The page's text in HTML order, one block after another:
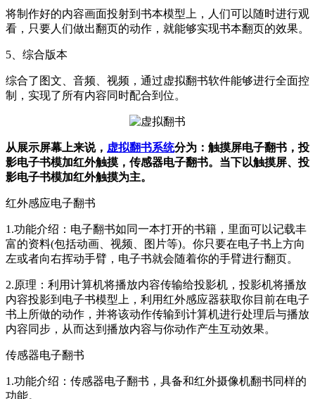
将制作好的内容画面投射到书本模型上，人们可以随时进行观
看，只要人们做出翻页的动作，就能够实现书本翻页的效果。
5、综合版本
综合了图文、音频、视频，通过虚拟翻书软件能够进行全面控
制，实现了所有内容同时配合到位。
从展示屏幕上来说， 虚拟翻书系统分为：触摸屏电子翻书，投
影电子书模加红外触摸，传感器电子翻书。当下以触摸屏、投
影电子书模加红外触摸为主。
红外感应电子翻书
1.功能介绍：电子翻书如同一本打开的书籍，里面可以记载丰
富的资料(包括动画、视频、图片等)。你只要在电子书上方向
左或者向右挥动手臂，电子书就会随着你的手臂进行翻页。
2.原理：利用计算机将播放内容传输给投影机，投影机将播放
内容投影到电子书模型上，利用红外感应器获取你目前在电子
书上所做的动作，并将该动作传输到计算机进行处理后与播放
内容同步，从而达到播放内容与你动作产生互动效果。
传感器电子翻书
1.功能介绍：传感器电子翻书，具备和红外摄像机翻书同样的
功能。